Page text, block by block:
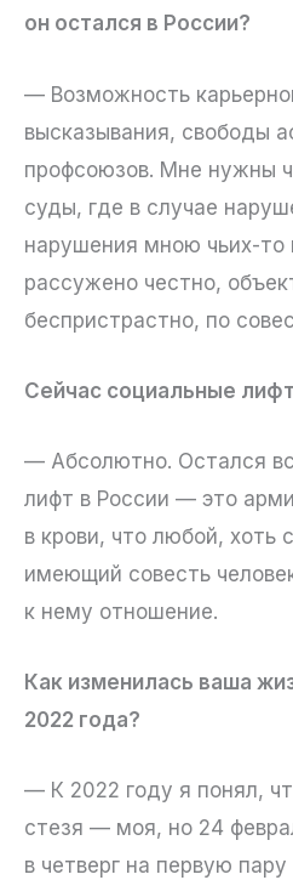
он остался в России?
— Возможность
высказывания, свободы
профсоюзов. Мне нужны
суды, где в случае
нарушения мною чьих-то
рассужено честно,
беспристрастно, по
Сейчас социальные
— Абсолютно. Остался
лифт в России — это
в крови, что любой, хоть
имеющий совесть
к нему отношение.
Как изменилась ваша
2022 года?
— К 2022 году я понял,
стезя — моя, но 24
в четверг на первую